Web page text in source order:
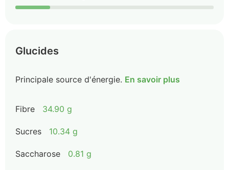
Glucides
Principale source d'énergie. En savoir plus
Fibre 34.90 g
Sucres 10.34 g
Saccharose 0.81 g